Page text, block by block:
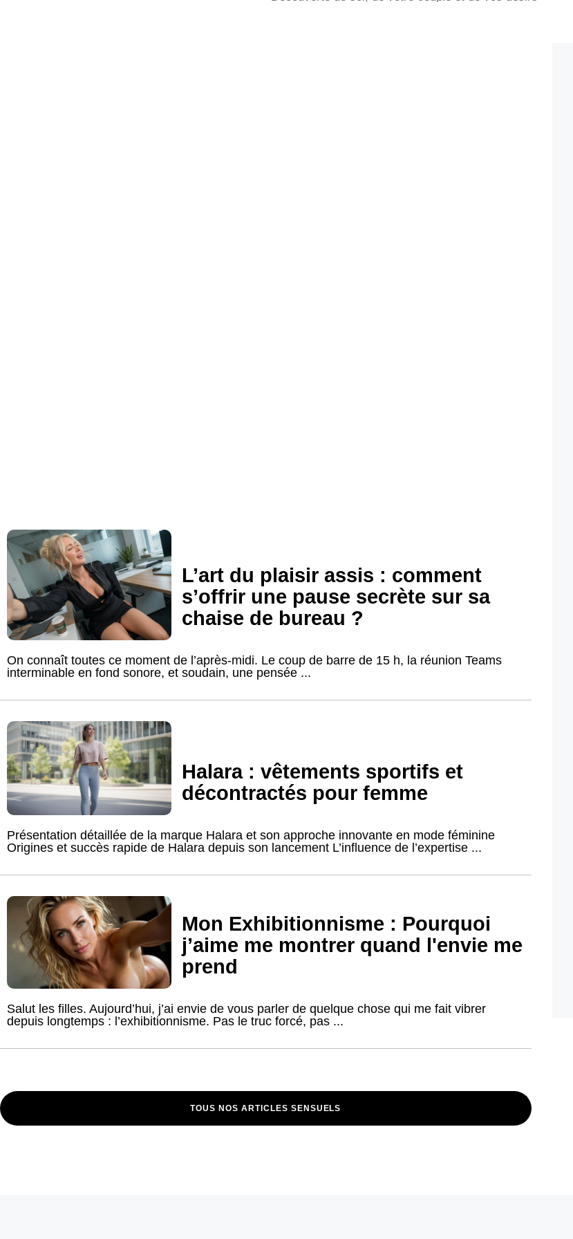
L’art du plaisir assis : comment
s’offrir une pause secrète sur sa
chaise de bureau ?
On connaît toutes ce moment de l’après-midi. Le coup de barre de 15 h, la réunion Teams
interminable en fond sonore, et soudain, une pensée ...
Halara : vêtements sportifs et
décontractés pour femme
Présentation détaillée de la marque Halara et son approche innovante en mode féminine
Origines et succès rapide de Halara depuis son lancement L’influence de l’expertise ...
Mon Exhibitionnisme : Pourquoi
j’aime me montrer quand l'envie me
prend
Salut les filles. Aujourd’hui, j’ai envie de vous parler de quelque chose qui me fait vibrer
depuis longtemps : l’exhibitionnisme. Pas le truc forcé, pas ...
TOUS NOS ARTICLES SENSUELS